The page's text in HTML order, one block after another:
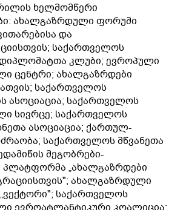
ხელმომწერი
ახალგაზრდული ფორუმი
და
საქართველოს
კლუბი; ევროპული
ცენტრი; ახალგაზრდები
საქართველოს
ასოციაცია; საქართველოს
სივრცე; საქართველოს
ასოციაცია; ქართულ-
საქართველოს მწვანეთა
მეგობრები-
„ახალგაზრდები
ახალგაზრდული
საქართველოს